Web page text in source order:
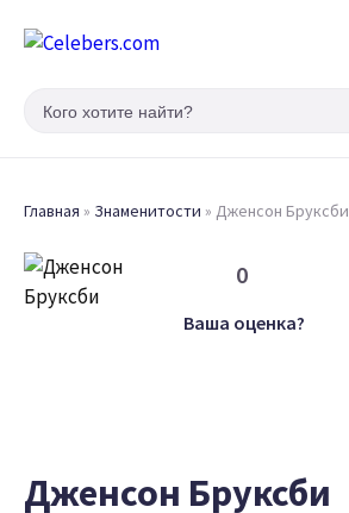
Главная » Знаменитости » Дженсон Бруксби
0
Ваша оценка?
Дженсон Бруксби